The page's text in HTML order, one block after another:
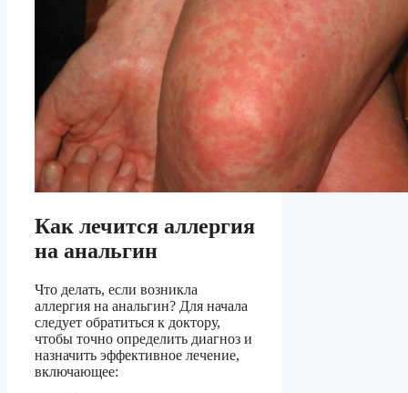
Как лечится аллергия
на анальгин
Что делать, если возникла
аллергия на анальгин? Для начала
следует обратиться к доктору,
чтобы точно определить диагноз и
назначить эффективное лечение,
включающее: